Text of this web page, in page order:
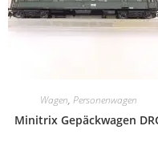
Wagen, Personenwagen
Minitrix Gepäckwagen